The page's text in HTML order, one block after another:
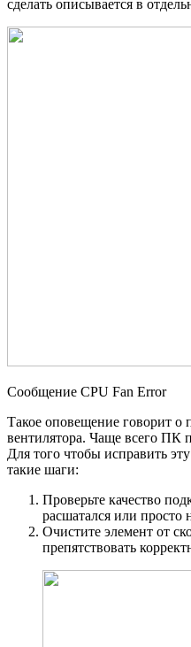
сделать описывается в
Сообщение CPU Fan Error
Такое оповещение говорит о
вентилятора. Чаще всего ПК
Для того чтобы исправить
такие шаги:
Проверьте качество
расшатался или просто
Очистите элемент от
препятствовать